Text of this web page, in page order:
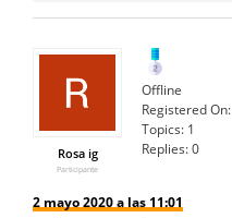
Rosa ig
Participante
Offline
Registered On:
Topics: 1
Replies:0
2 mayo 2020 a las 11:01